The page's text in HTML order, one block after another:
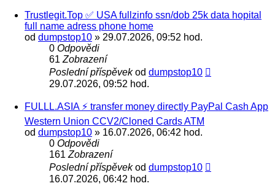
Trustlegit.Top ✅ USA fullzinfo ssn/dob 25k data hopital
full name adress phone home
od dumpstop10 » 29.07.2026, 09:52 hod.
0 Odpovědi
61 Zobrazení
Poslední příspěvekod dumpstop10
29.07.2026, 09:52 hod.
FULLL.ASIA ⚡ transfer money directly PayPal Cash App
Western Union CCV2/Cloned Cards ATM
od dumpstop10 » 16.07.2026, 06:42 hod.
0 Odpovědi
161 Zobrazení
Poslední příspěvekod dumpstop10
16.07.2026, 06:42 hod.